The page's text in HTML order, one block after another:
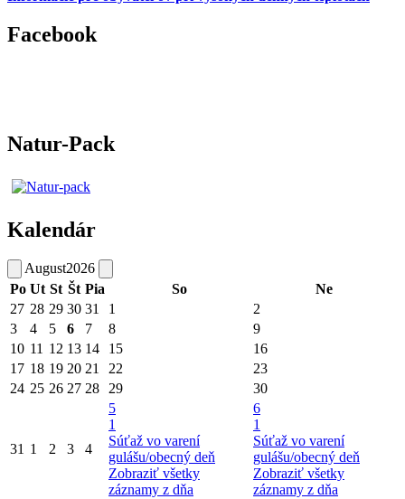
Facebook
Natur-Pack
Kalendár
August2026
Po Ut St Št Pia So
Ne
27 28 29 30 31 1
2
3
4 5 6 7 8
9
10 11 12 13 14 15
16
17 18 19 20 21 22
23
24 25 26 27 28 29 30
31 1 2 3 4
5
1
Súťaž vo varení
gulášu/obecný deň
Zobraziť všetky
záznamy z dňa
6
1
Súťaž vo varení
gulášu/obecný deň
Zobraziť všetky
záznamy z dňa